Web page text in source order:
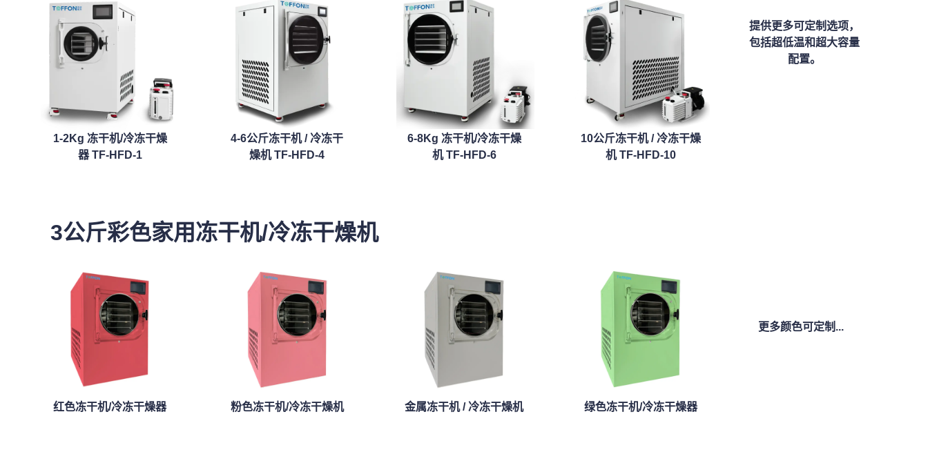
1-2Kg 冻干机/冷冻干燥
器 TF-HFD-1
4-6公斤冻干机 / 冷冻干
燥机 TF-HFD-4
6-8Kg 冻干机/冷冻干燥
机 TF-HFD-6
10公斤冻干机 / 冷冻干燥
机 TF-HFD-10
提供更多可定制选项，
包括超低温和超大容量
配置。
红色冻干机/冷冻干燥器 粉色冻干机/冷冻干燥机 金属冻干机 / 冷冻干燥机 绿色冻干机/冷冻干燥器
更多颜色可定制...
3公斤彩色家用冻干机/冷冻干燥机